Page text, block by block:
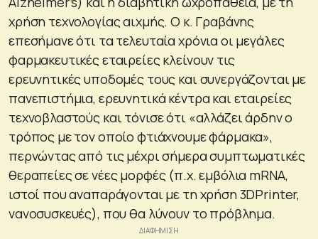
χρήση τεχνολογίας αιχμής. Ο κ. Γραβάνης
επεσήμανε ότι τα τελευταία χρόνια οι μεγάλες
φαρμακευτικές εταιρείες κλείνουν τις
ερευνητικές υποδομές τους και συνεργάζονται με
πανεπιστήμια, ερευνητικά κέντρα και εταιρείες
τεχνοβλαστούς και τόνισε ότι «αλλάζει άρδην ο
τρόπος με τον οποίο φτιάχνουμε φάρμακα»,
περνώντας από τις μέχρι σήμερα συμπτωματικές
θεραπείες σε νέες μορφές (π.χ. εμβόλια mRNA,
ιστοί που αναπαράγονται με τη χρήση 3DPrinter,
νανοσυσκευές), που θα λύνουν το πρόβλημα.